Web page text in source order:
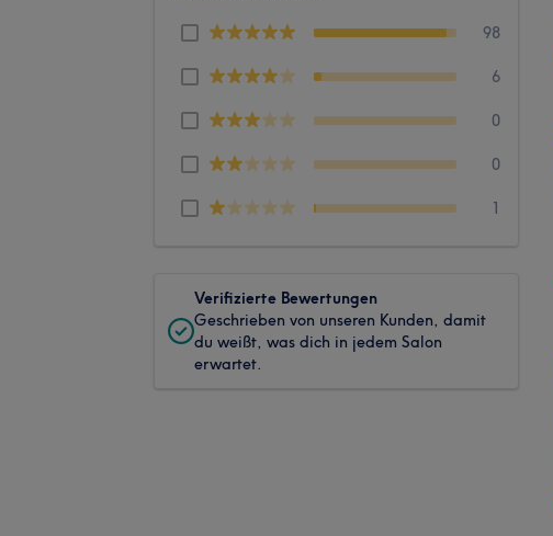
98
6
0
0
1
Verifizierte Bewertungen
Geschrieben von unseren Kunden, damit
du weißt, was dich in jedem Salon
erwartet.